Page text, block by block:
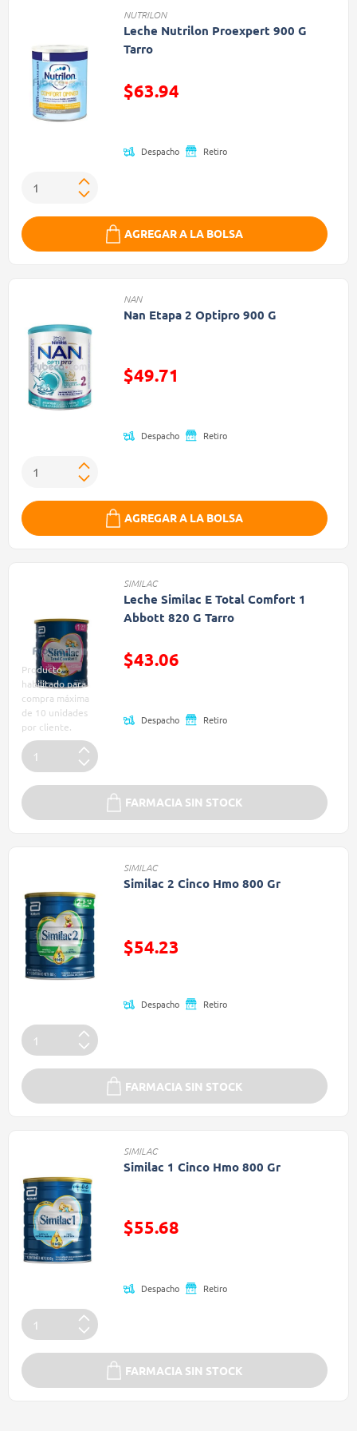
NUTRILON
Leche Nutrilon Proexpert 900 G
Tarro
$63.94
Despacho Retiro
AGREGAR A LA BOLSA
NAN
Nan Etapa 2 Optipro 900 G
$49.71
Despacho Retiro
AGREGAR A LA BOLSA
Producto
habilitado para
compra máxima
de 10 unidades
por cliente.
SIMILAC
Leche Similac E Total Comfort 1
Abbott 820 G Tarro
$43.06
Despacho Retiro
FARMACIA SIN STOCK
SIMILAC
Similac 2 Cinco Hmo 800 Gr
Precio reducido de
$54.23
Despacho Retiro
FARMACIA SIN STOCK
SIMILAC
Similac 1 Cinco Hmo 800 Gr
$55.68
Despacho Retiro
FARMACIA SIN STOCK